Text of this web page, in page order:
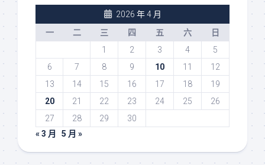
2026 年 4 月
一
二 三 四 五 六
日
1
2 3 4
5
6
7 8 9 10 11
12
13
14 15 16 17 18
19
20
21 22 23 24 25
26
27
28 29
30
« 3 月
5 月 »